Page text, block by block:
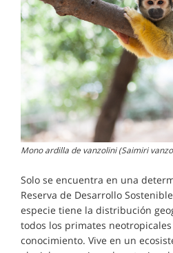
Mono ardilla de vanzolini (Saimiri
Solo se encuentra en una
Reserva de Desarrollo
especie tiene la distribución
todos los primates
conocimiento. Vive en un